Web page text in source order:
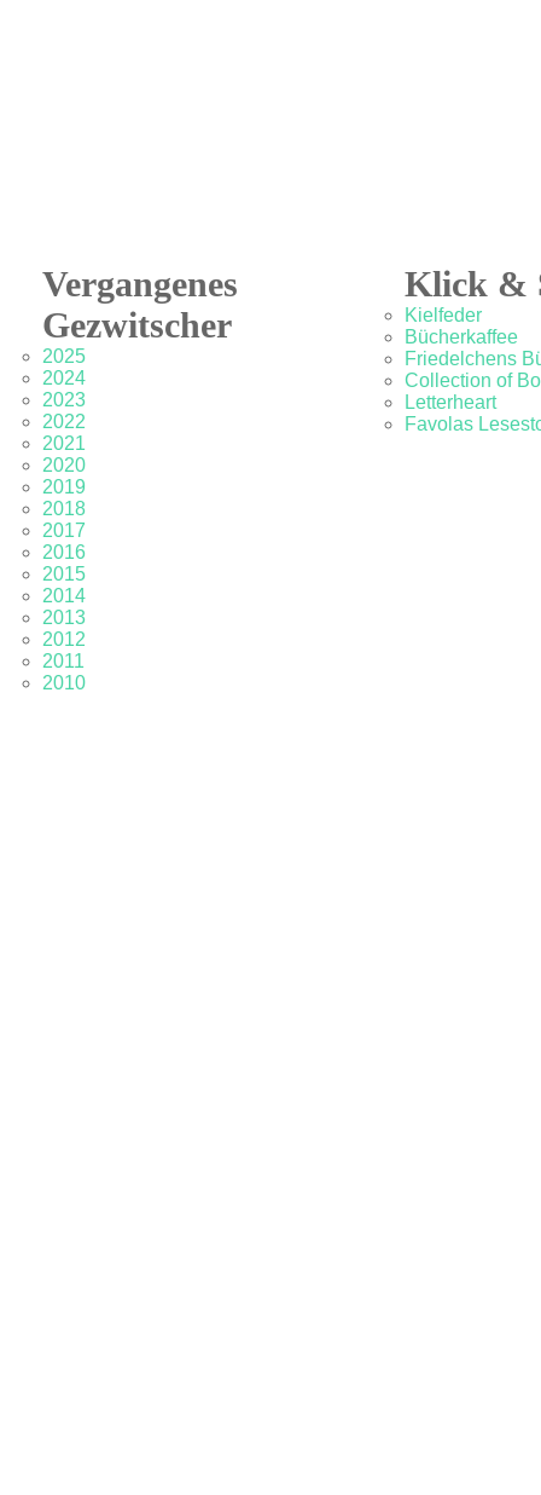
Vergangenes
Gezwitscher
2025
2024
2023
2022
2021
2020
2019
2018
2017
2016
2015
2014
2013
2012
2011
2010
Klick &
Kielfeder
Bücherkaffee
Friedelchens
Collection of
Letterheart
Favolas